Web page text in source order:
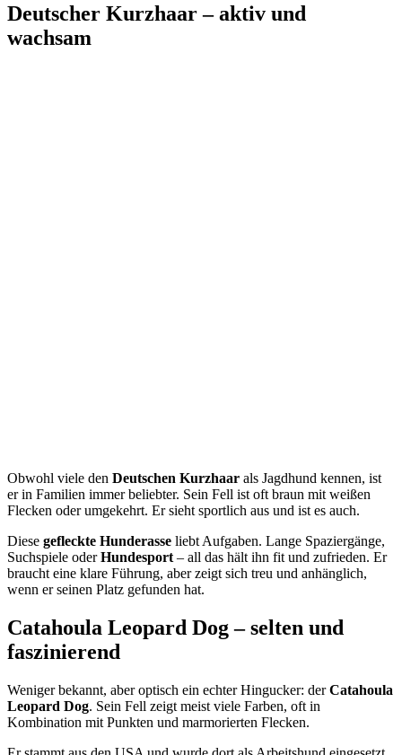
Deutscher Kurzhaar – aktiv und
wachsam
Obwohl viele den Deutschen Kurzhaar als Jagdhund kennen, ist
er in Familien immer beliebter. Sein Fell ist oft braun mit weißen
Flecken oder umgekehrt. Er sieht sportlich aus und ist es auch.
Diese gefleckte Hunderasse liebt Aufgaben. Lange Spaziergänge,
Suchspiele oderHundesport – all das hält ihn fit und zufrieden. Er
braucht eine klare Führung, aber zeigt sich treu und anhänglich,
wenn er seinen Platz gefunden hat.
Catahoula Leopard Dog – selten und
faszinierend
Weniger bekannt, aber optisch ein echter Hingucker: derCatahoula
Leopard Dog. Sein Fell zeigt meist viele Farben, oft in
Kombination mit Punkten und marmorierten Flecken.